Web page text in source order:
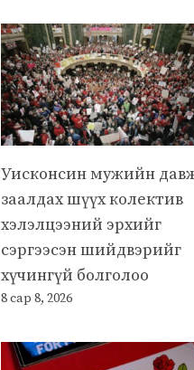
Уисконсин мужийн
заалдах шүүх колектив
хэлэлцээний эрхийг
сэргээсэн шийдвэрийг
хүчингүй болголоо
8 сар 8, 2026